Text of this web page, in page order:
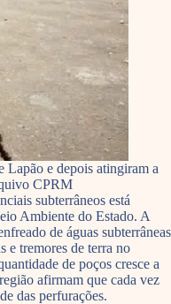
Lapão e depois atingiram a
CPRM
subterrâneos está
Ambiente do Estado. A
de águas subterrâneas
e tremores de terra no
de poços cresce a
afirmam que cada vez
das perfurações.